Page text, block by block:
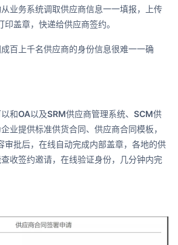
业务系统调取供应商信息一一填报，上传
盖章，快递给供应商签约。
百上千名供应商的身份信息很难一一确
和OA以及SRM供应商管理系统、 SCM供
业提供标准供货合同、供应商合同模板，
审批后，在线自动完成内部盖章，各地的供
收签约邀请，在线验证身份，几分钟内完